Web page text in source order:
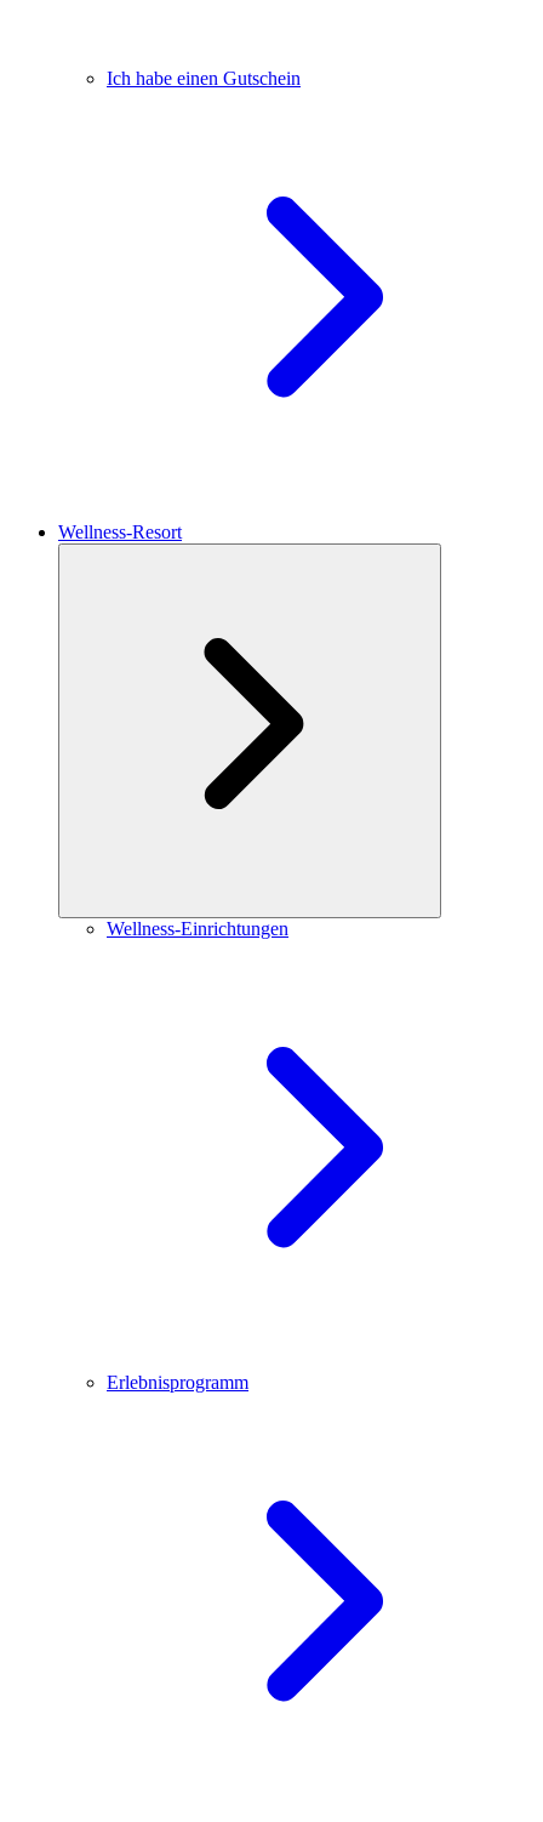
Ich habe einen Gutschein
Wellness-Resort
Wellness-Einrichtungen
Erlebnisprogramm